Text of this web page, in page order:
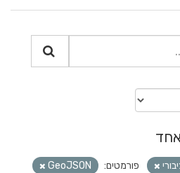
פורמטים:
GeoJSON